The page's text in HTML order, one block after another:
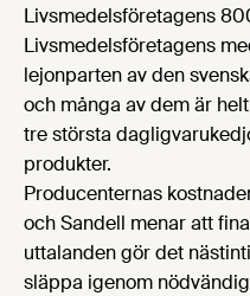
Livsmedelsföretagens
Livsmedelsföretagens
lejonparten av den
och många av dem är
tre största
produkter.
Producenternas
och Sandell menar att
uttalanden gör det
släppa igenom